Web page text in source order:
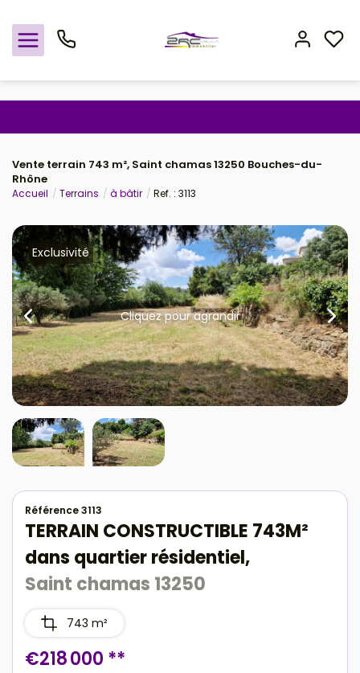
Nos offres
Notre agence
Avis clients
Estimation
Avis clients
Vente terrain 743 m², Saint chamas 13250 Bouches-du-
Rhône
Accueil Terrains à bâtir Ref. : 3113
Exclusivité
Cliquez pour agrandir
Référence 3113
TERRAIN CONSTRUCTIBLE 743M²
dans quartier résidentiel,
Saint chamas 13250
743 m²
€218 000 **